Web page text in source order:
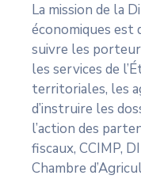
La mission de la
économiques est
suivre les
les services de
territoriales, les
d’instruire les
l’action des
fiscaux, CCIMP,
Chambre